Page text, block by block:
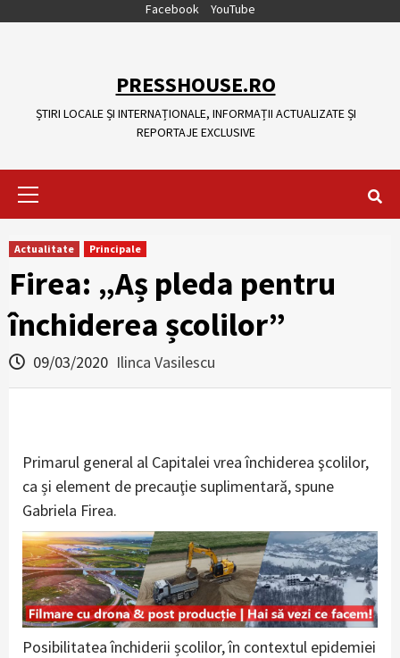
Facebook YouTube
PRESSHOUSE.RO
ȘTIRI LOCALE ȘI INTERNAȚIONALE, INFORMAȚII ACTUALIZATE ȘI
REPORTAJE EXCLUSIVE
Actualitate Principale
Firea: „Aș pleda pentru
închiderea școlilor”
09/03/2020 Ilinca Vasilescu
Primarul general al Capitalei vrea închiderea şcolilor,
ca și element de precauţie suplimentară, spune
Gabriela Firea.
Posibilitatea închiderii școlilor, în contextul epidemiei